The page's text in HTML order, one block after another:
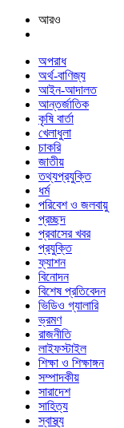
আরও
অপরাধ
অর্থ-বাণিজ্য
আইন-আদালত
আন্তর্জাতিক
কৃষি বার্তা
খেলাধুলা
চাকরি
জাতীয়
তথ্যপ্রযুক্তি
ধর্ম
পরিবেশ ও জলবায়ু
প্রচ্ছদ
প্রবাসের খবর
প্রযুক্তি
ফ্যাশন
বিনোদন
বিশেষ প্রতিবেদন
ভিডিও গ্যালারি
ভ্রমণ
রাজনীতি
লাইফস্টাইল
শিক্ষা ও শিক্ষাঙ্গন
সম্পাদকীয়
সারাদেশ
সাহিত্য
স্বাস্থ্য